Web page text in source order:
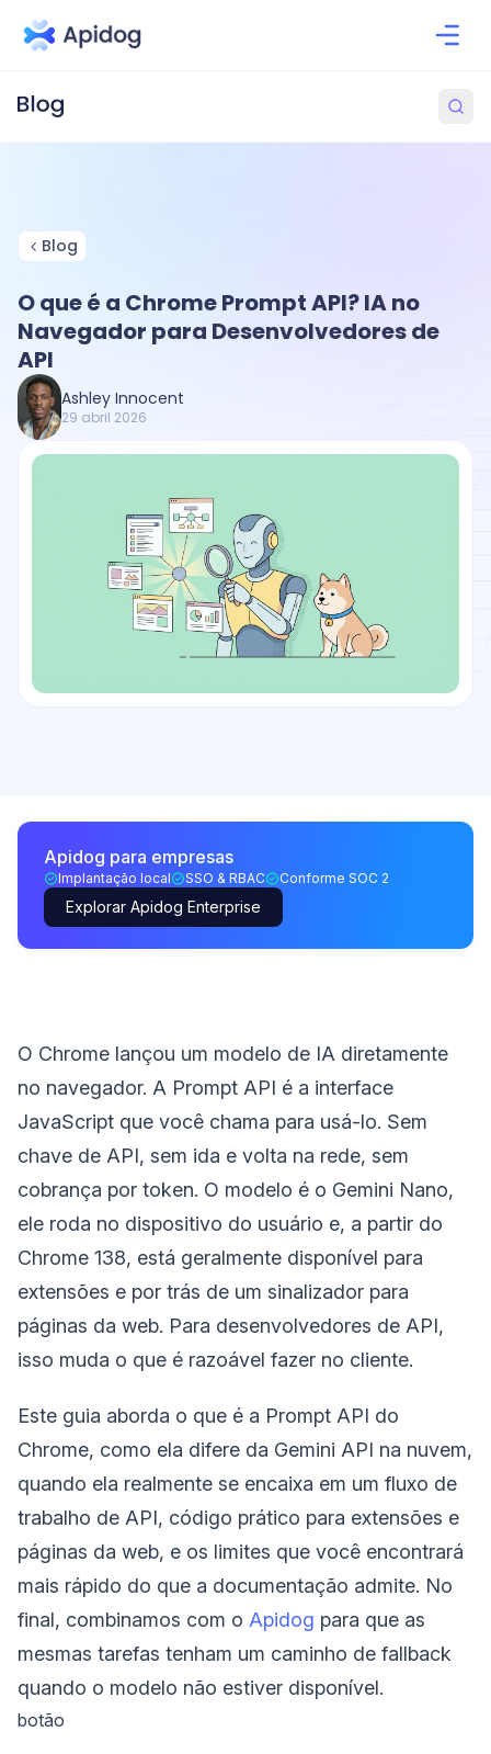
Blog
O que é a Chrome Prompt API? IA no
Navegador para Desenvolvedores de
API
Ashley Innocent
29 abril 2026
Apidog para empresas
Implantação local SSO & RBAC Conforme SOC 2
Explorar Apidog Enterprise
O Chrome lançou um modelo de IA diretamente
no navegador. A Prompt API é a interface
JavaScript que você chama para usá-lo. Sem
chave de API, sem ida e volta na rede, sem
cobrança por token. O modelo é o Gemini Nano,
ele roda no dispositivo do usuário e, a partir do
Chrome 138, está geralmente disponível para
extensões e por trás de um sinalizador para
páginas da web. Para desenvolvedores de API,
isso muda o que é razoável fazer no cliente.
Este guia aborda o que é a Prompt API do
Chrome, como ela difere da Gemini API na nuvem,
quando ela realmente se encaixa em um fluxo de
trabalho de API, código prático para extensões e
páginas da web, e os limites que você encontrará
mais rápido do que a documentação admite. No
final, combinamos com o Apidog para que as
mesmas tarefas tenham um caminho de fallback
quando o modelo não estiver disponível.
botão